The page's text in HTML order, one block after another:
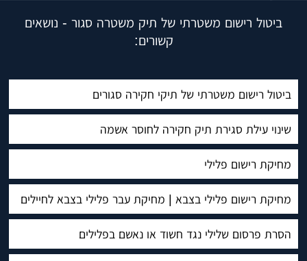
ביטול רישום משטרתי של תיק משטרה סגור - נושאים
קשורים:
ביטול רישום משטרתי של תיקי חקירה סגורים
שינוי עילת סגירת תיק חקירה לחוסר אשמה
מחיקת רישום פלילי
מחיקת רישום פלילי בצבא | מחיקת עבר פלילי בצבא לחיילים
הסרת פרסום שלילי נגד חשוד או נאשם בפלילים